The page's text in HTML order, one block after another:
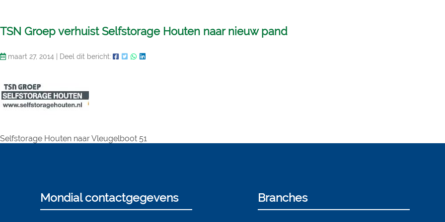
TSN Groep verhuist Selfstorage Houten naar nieuw pand
maart 27, 2014 Deel dit bericht:
Selfstorage Houten naar Vleugelboot 51
Mondial contactgegevens Branches